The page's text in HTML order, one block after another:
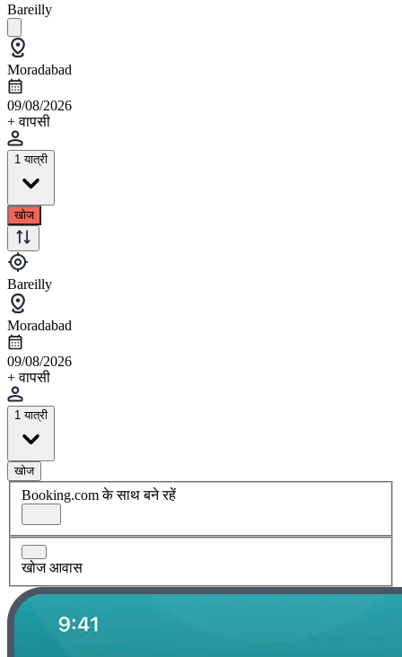
Bareilly
Moradabad
09/08/2026
+ वापसी
1 यात्री
खोज
Bareilly
Moradabad
09/08/2026
+ वापसी
1 यात्री
खोज
Booking.com के साथ बने रहें
खोज आवास